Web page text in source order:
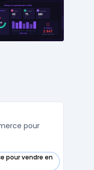
pour
pour vendre en
catégorie